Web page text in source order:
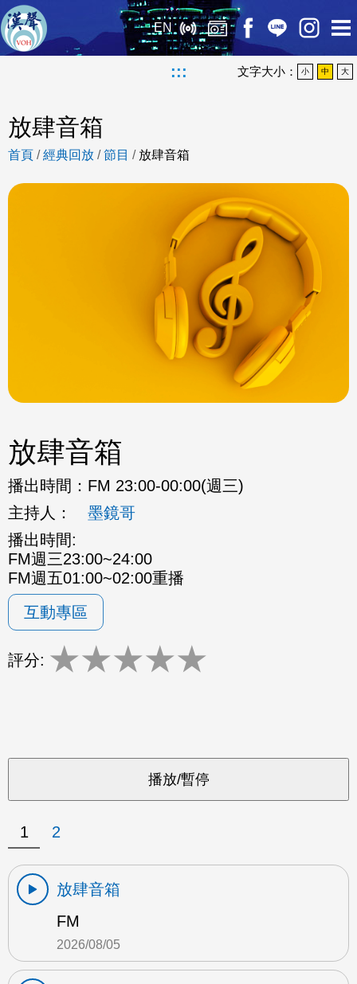
EN
::: 文字大小： 小 中 大
放肆音箱
首頁 /經典回放 /節目 / 放肆音箱
放肆音箱
播出時間： FM 23:00-00:00(週三)
主持人：
墨鏡哥
播出時間:
FM週三23:00~24:00
FM週五01:00~02:00重播
互動專區
評分: ★★★★★
1 2
放肆音箱
FM
2026/08/05